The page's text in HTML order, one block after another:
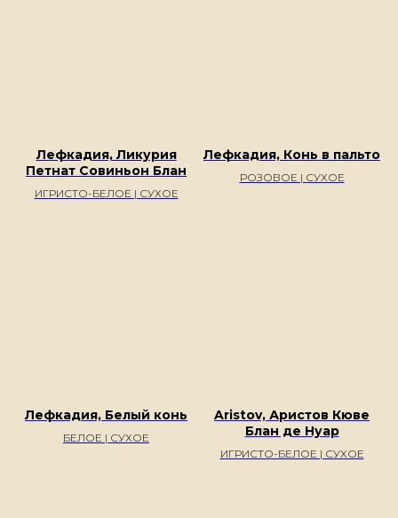
Лефкадия, Ликурия
Петнат Совиньон Блан
ИГРИСТО-БЕЛОЕ | СУХОЕ
Лефкадия, Конь в пальто
РОЗОВОЕ | СУХОЕ
Лефкадия, Белый конь
БЕЛОЕ | СУХОЕ
Aristov, Аристов Кюве
Блан де Нуар
ИГРИСТО-БЕЛОЕ | СУХОЕ